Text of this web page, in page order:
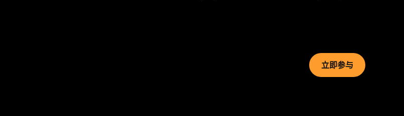
立即参与